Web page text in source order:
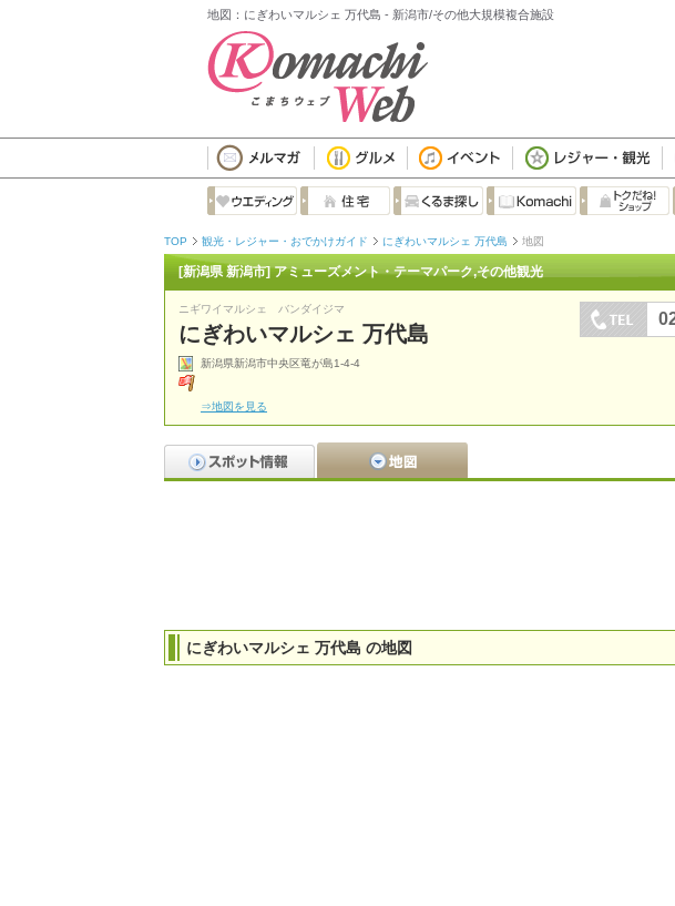
地図：にぎわいマルシェ 万代島 - 新潟市/その他大規模複合施設
TOP 観光・レジャー・おでかけガイド にぎわいマルシェ 万代島 地図
[新潟県 新潟市] アミューズメント・テーマパーク,その他観光
ニギワイマルシェ バンダイジマ
にぎわいマルシェ 万代島
新潟県新潟市中央区竜が島1-4-4
⇒地図を見る
にぎわいマルシェ 万代島 の地図